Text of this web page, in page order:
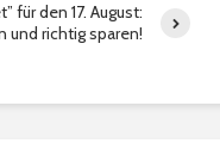
für den 17. August:
und richtig sparen!